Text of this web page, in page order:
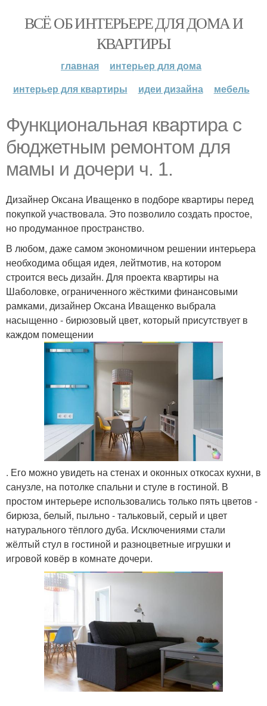
ВСЁ ОБ ИНТЕРЬЕРЕ ДЛЯ ДОМА И
КВАРТИРЫ
главная
интерьер для дома
интерьер для квартиры
идеи дизайна мебель
Функциональная квартира с
бюджетным ремонтом для
мамы и дочери ч. 1.
Дизайнер Оксана Иващенко в подборе квартиры перед
покупкой участвовала. Это позволило создать простое,
но продуманное пространство.
В любом, даже самом экономичном решении интерьера
необходима общая идея, лейтмотив, на котором
строится весь дизайн. Для проекта квартиры на
Шаболовке, ограниченного жёсткими финансовыми
рамками, дизайнер Оксана Иващенко выбрала
насыщенно - бирюзовый цвет, который присутствует в
каждом помещении
. Его можно увидеть на стенах и оконных откосах кухни, в
санузле, на потолке спальни и стуле в гостиной. В
простом интерьере использовались только пять цветов -
бирюза, белый, пыльно - тальковый, серый и цвет
натурального тёплого дуба. Исключениями стали
жёлтый стул в гостиной и разноцветные игрушки и
игровой ковёр в комнате дочери.